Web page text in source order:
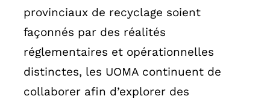
provinciaux de recyclage soient
façonnés par des réalités
réglementaires et opérationnelles
distinctes, les UOMA continuent de
collaborer afin d’explorer des